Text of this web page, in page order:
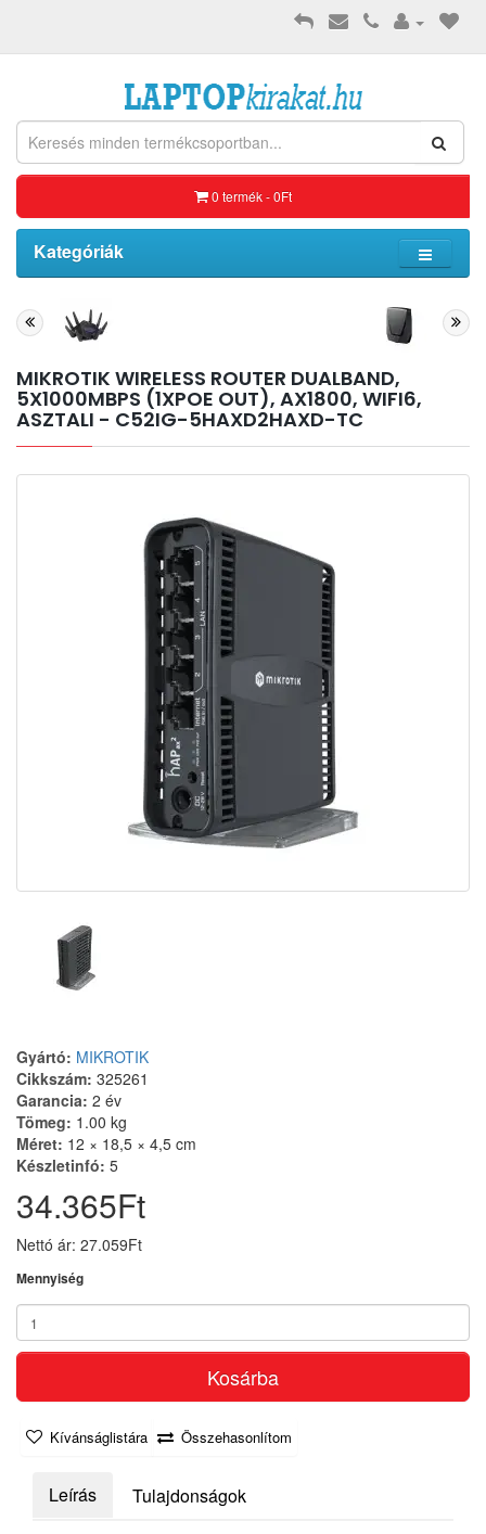
0 termék - 0Ft
Kategóriák
MIKROTIK WIRELESS ROUTER DUALBAND,
5X1000MBPS (1XPOE OUT), AX1800, WIFI6,
ASZTALI - C52IG-5HAXD2HAXD-TC
Gyártó: MIKROTIK
Cikkszám: 325261
Garancia: 2 év
Tömeg: 1.00 kg
Méret: 12 × 18,5 × 4,5 cm
Készletinfó: 5
34.365Ft
Nettó ár: 27.059Ft
Mennyiség
Kosárba
Kívánságlistára Összehasonlítom
Leírás Tulajdonságok